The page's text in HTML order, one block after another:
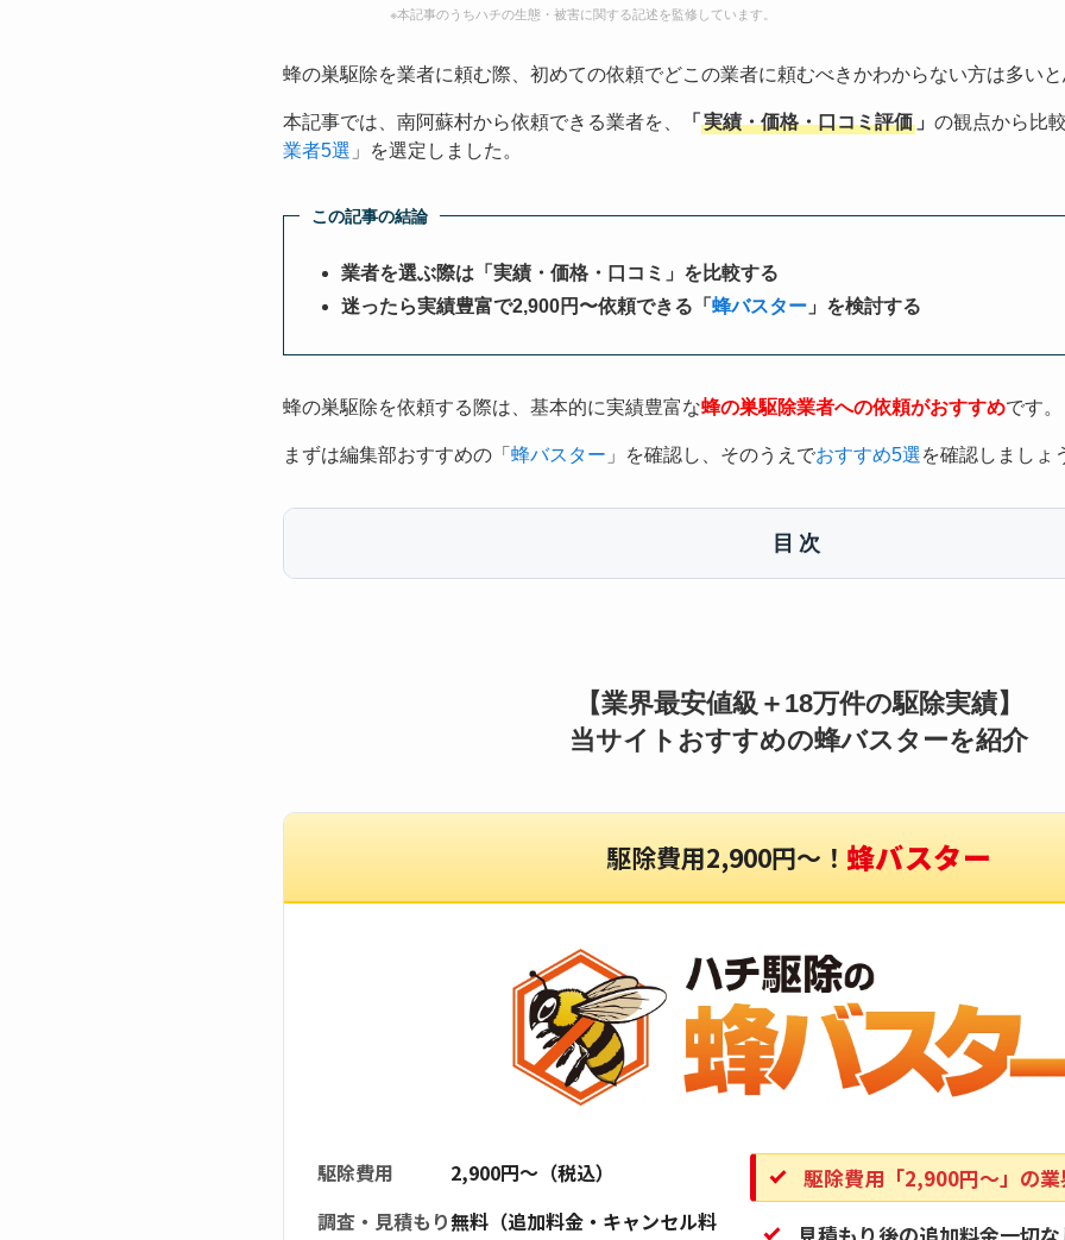
※本記事のうちハチの生態・被害に関する記述を監修しています。
蜂の巣駆除を業者に頼む際、初めての依頼でどこの業者に頼むべきかわからない方は多い
本記事では、南阿蘇村から依頼できる業者を、 「 実績・価格・口コミ評価 」 の観点から比
業者5選 」を選定しました。
この記事の結論
業者を選ぶ際は「実績・価格・口コミ」を比較する
迷ったら実績豊富で2,900円〜依頼できる「 蜂バスター 」を検討する
蜂の巣駆除を依頼する際は、基本的に実績豊富な蜂の巣駆除業者への依頼がおすすめです。
まずは編集部おすすめの「 蜂バスター 」を確認し、そのうえでおすすめ5選を確認しましょ
目次
【業界最安値級＋18万件の駆除実績】
当サイトおすすめの蜂バスターを紹介
駆除費用2,900円〜！ 蜂バスター
駆除費用
2,900円〜（税込）
調査・見積もり無料（追加料金・キャンセル料
駆除費用「2,900円〜」の